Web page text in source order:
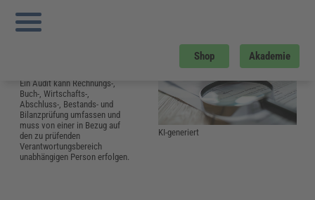
Shop Akademie
Sie sind hier:
Was ist ein Audit
KI-generiert
Ein Audit kann Rechnungs-,
Buch-, Wirtschafts-,
Abschluss-, Bestands- und
Bilanzprüfung umfassen und
muss von einer in Bezug auf
den zu prüfenden
Verantwortungsbereich
unabhängigen Person erfolgen.